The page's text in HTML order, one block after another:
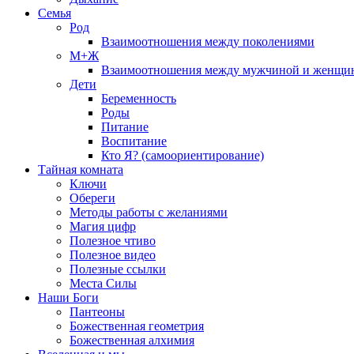
Семья
Род
Взаимоотношения между поколениями
М+Ж
Взаимоотношения между мужчиной и
Дети
Беременность
Роды
Питание
Воспитание
Кто Я? (самоориентирование)
Тайная комната
Ключи
Обереги
Методы работы с желаниями
Магия цифр
Полезное чтиво
Полезное видео
Полезные ссылки
Места Силы
Наши Боги
Пантеоны
Божественная геометрия
Божественная алхимия